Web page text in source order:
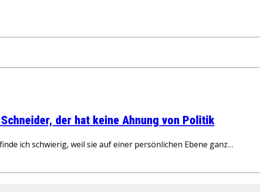
der hat keine Ahnung von Politik
ich schwierig, weil sie auf einer persönlichen Ebene ganz…